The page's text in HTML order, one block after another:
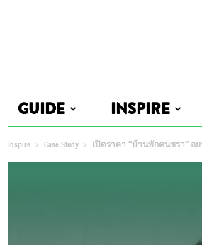
GUIDE INSPIRE
Inspire Case Study เปิดราคา “บ้านพักคนชรา” อ